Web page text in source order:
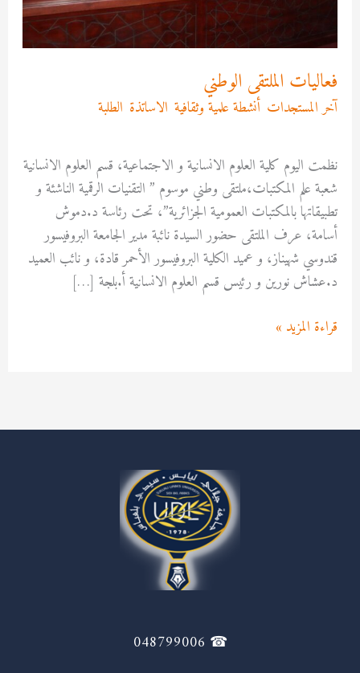
فعاليات الملتقى الوطني
آخر المستجدات أنشطة علمية وثقافية, الاساتذة الطلبة/
نظمت اليوم كلية العلوم الانسانية و الاجتماعية، قسم العلوم الانسانية
شعبة علم المكتبات،ملتقى وطني موسوم ” التقنيات الرقمية الناشئة و
تطبيقاتها بالمكتبات العمومية الجزائرية”، تحت رئاسة د.دموش
أسامة، عرف الملتقى حضور السيدة نائبة مدير الجامعة البروفيسور
قندوسي شهيناز، و عميد الكلية البروفيسور الأحمر قادة، و نائب العميد
د.عشاش نورين و رئيس قسم العلوم الانسانية أ.بلجة […]
قراءة المزيد »
☎ 048799006